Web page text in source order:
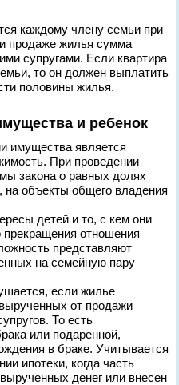
каждому члену семьи при
продаже жилья сумма
супругами. Если квартира
то он должен выплатить
половины жилья.
и ребенок
имущества является
При проведении
закона о равных долях
объекты общего владения
детей и то, с кем они
прекращения отношения
представляют
на семейную пару
если жилье
от продажи
То есть
или подаренной,
в браке. Учитывается
ипотеки, когда часть
денег или внесен